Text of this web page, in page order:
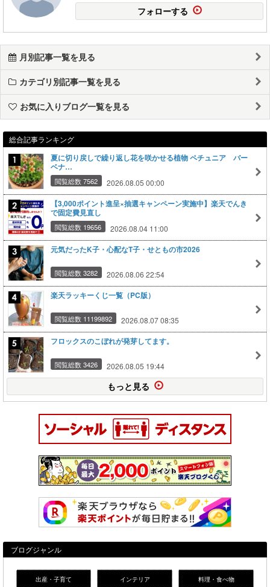
フォローする
月別記事一覧を見る
カテゴリ別記事一覧を見る
お気に入りブログ一覧を見る
総合記事ランキング
夏に切り戻しで繰り返し花を咲かせる植物 ペチュニア バー
ベナ…
閲覧総数 7562 2026.08.05 00:00
【3,000ポイント進呈×抽選キャンペーン実施中】楽天でんき
で固定費見直し
閲覧総数 19656 2026.08.04 11:00
元気だったK子・心配なT子・せともの市2026
閲覧総数 3282 2026.08.06 22:54
楽天ラッキーくじ一覧（PC版）
閲覧総数 11199892 2026.08.07 08:35
フロックスのこぼれが発芽してます。
閲覧総数 3426 2026.08.05 19:44
もっと見る
ブログジャンル
出産・子育て インテリア 料理・食べ物